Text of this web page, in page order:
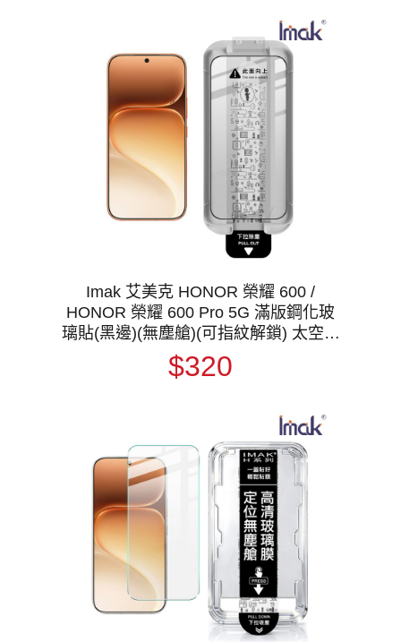
Imak 艾美克 HONOR 榮耀 600 /
HONOR 榮耀 600 Pro 5G 滿版鋼化玻
璃貼(黑邊)(無塵艙)(可指紋解鎖) 太空艙
貼膜神器 手殘救星 玻璃膜 鋼化膜 手機
螢幕貼 保護貼
$320